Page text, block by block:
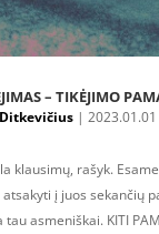
– TIKĖJIMO
| 2023.01.01
klausimų, rašyk. Esame
į juos sekančių
asmeniškai. KITI